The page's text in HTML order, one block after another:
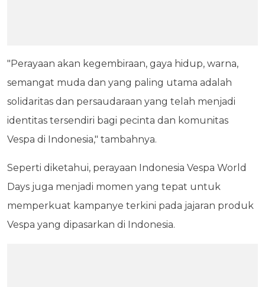
"Perayaan akan kegembiraan, gaya hidup, warna,
semangat muda dan yang paling utama adalah
solidaritas dan persaudaraan yang telah menjadi
identitas tersendiri bagi pecinta dan komunitas
Vespa di Indonesia," tambahnya.
Seperti diketahui, perayaan Indonesia Vespa World
Days juga menjadi momen yang tepat untuk
memperkuat kampanye terkini pada jajaran produk
Vespa yang dipasarkan di Indonesia.